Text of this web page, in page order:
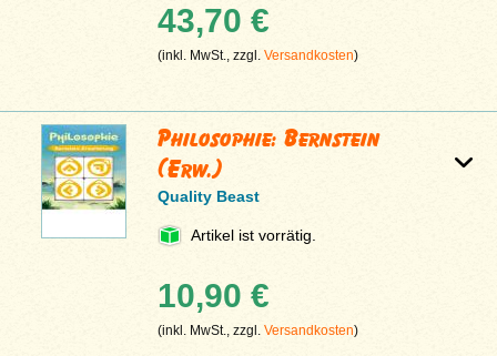
43,70 €
(inkl. MwSt., zzgl.Versandkosten)
Philosophie: Bernstein
(Erw.)
Quality Beast
Artikel ist vorrätig.
10,90 €
(inkl. MwSt., zzgl.Versandkosten)